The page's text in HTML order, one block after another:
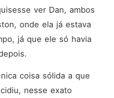
ver Dan, ambos
onde ela já estava
já que ele só havia
coisa sólida a que
nesse exato